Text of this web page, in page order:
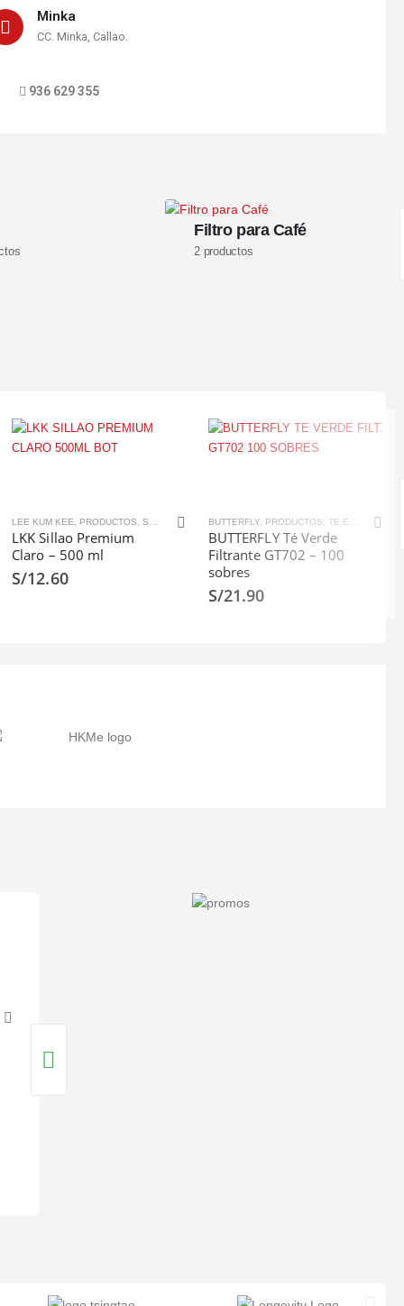
Minka
CC. Minka, Callao.
936 629 355
Filtro para Café
2productos
,SALSAS Y ADEREZOS
LEE KUM KEE PRODUCTOS ,SALSAS DE SOYA ,SALSAS Y ADEREZOS
LKK Sillao Premium
Claro – 500 ml
S/12.60
BUTTERFLY, PRODUCTOS TE E INFUSIONES
BUTTERFLY Té Verde
Filtrante GT702 – 100
sobres
S/21.90
a Convección Halógeno
CK-A15